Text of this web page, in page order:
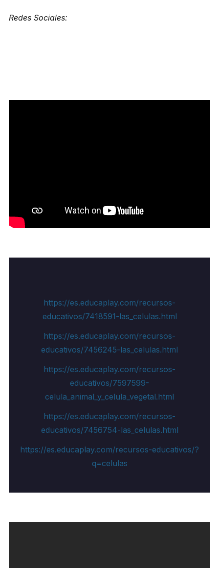
Redes Sociales:
https://es.educaplay.com/recursos-
educativos/7418591-las_celulas.html
https://es.educaplay.com/recursos-
educativos/7456245-las_celulas.html
https://es.educaplay.com/recursos-
educativos/7597599-
celula_animal_y_celula_vegetal.html
https://es.educaplay.com/recursos-
educativos/7456754-las_celulas.html
https://es.educaplay.com/recursos-educativos/?
q=celulas